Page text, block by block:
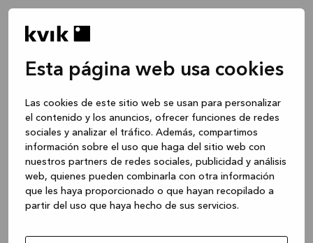
Esta página web usa cookies
Las cookies de este sitio web se usan para personalizar
el contenido y los anuncios, ofrecer funciones de redes
sociales y analizar el tráfico. Además, compartimos
información sobre el uso que haga del sitio web con
nuestros partners de redes sociales, publicidad y análisis
web, quienes pueden combinarla con otra información
que les haya proporcionado o que hayan recopilado a
partir del uso que haya hecho de sus servicios.